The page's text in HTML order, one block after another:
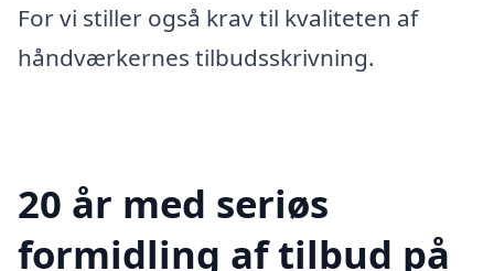
For vi stiller også krav til kvaliteten af
håndværkernes tilbudsskrivning.
20 år med seriøs
formidling af tilbud på